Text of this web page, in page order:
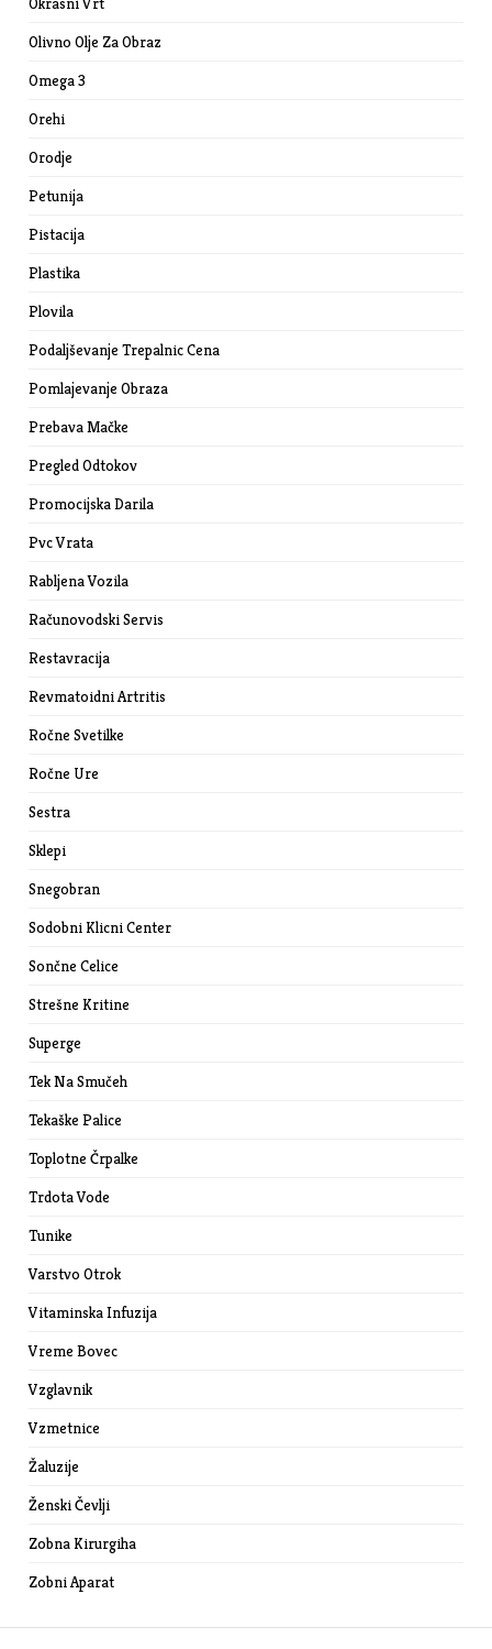
Olivno Olje Za Obraz
Omega 3
Orehi
Orodje
Petunija
Pistacija
Plastika
Plovila
Podaljševanje Trepalnic Cena
Pomlajevanje Obraza
Prebava Mačke
Pregled Odtokov
Promocijska Darila
Pvc Vrata
Rabljena Vozila
Računovodski Servis
Restavracija
Revmatoidni Artritis
Ročne Svetilke
Ročne Ure
Sestra
Sklepi
Snegobran
Sodobni Klicni Center
Sončne Celice
Strešne Kritine
Superge
Tek Na Smučeh
Tekaške Palice
Toplotne Črpalke
Trdota Vode
Tunike
Varstvo Otrok
Vitaminska Infuzija
Vreme Bovec
Vzglavnik
Vzmetnice
Žaluzije
Ženski Čevlji
Zobna Kirurgiha
Zobni Aparat